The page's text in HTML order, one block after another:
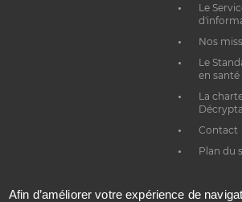
Le
Nos
Le
en santé
La
Contact
Plan du
Afin d’améliorer votre expérience de